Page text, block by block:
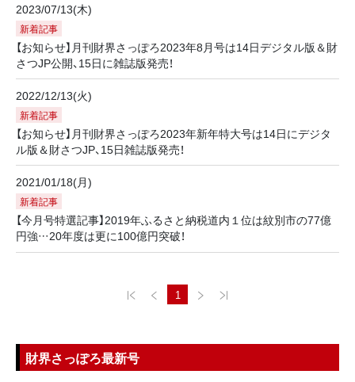
2023/07/13(木)
新着記事
【お知らせ】月刊財界さっぽろ2023年8月号は14日デジタル版＆財
さつJP公開、15日に雑誌版発売！
2022/12/13(火)
新着記事
【お知らせ】月刊財界さっぽろ2023年新年特大号は14日にデジタ
ル版＆財さつJP、15日雑誌版発売！
2021/01/18(月)
新着記事
【今月号特選記事】2019年ふるさと納税道内１位は紋別市の77億
円強…20年度は更に100億円突破！
1
財界さっぽろ最新号